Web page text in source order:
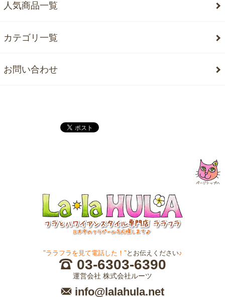
人気商品一覧
カテゴリ一覧
お問い合わせ
"ララフラを見て電話した！" とお伝えください♪
03-6303-6390
運営会社 株式会社ルーツ
info@lalahula.net